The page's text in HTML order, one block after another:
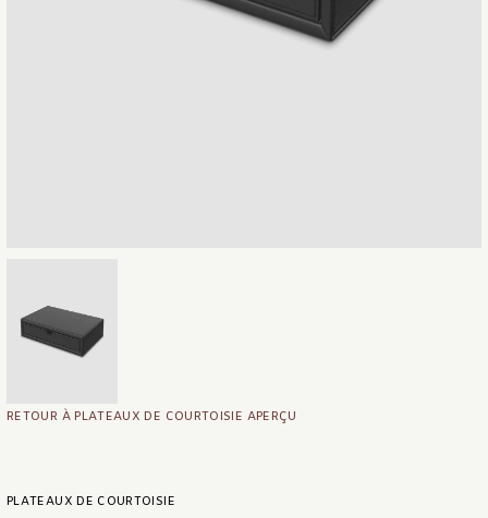
RETOUR À PLATEAUX DE COURTOISIE APERÇU
PLATEAUX DE COURTOISIE